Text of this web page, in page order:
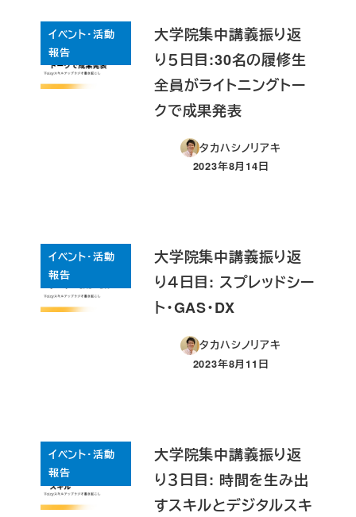
イベント・活動
報告
大学院集中講義振り返
り５日目:30名の履修生
全員がライトニングトー
クで成果発表
タカハシノリアキ
投稿日
2023年8月14日
イベント・活動
報告
大学院集中講義振り返
り４日目: スプレッドシー
ト・GAS・DX
タカハシノリアキ
投稿日
2023年8月11日
イベント・活動
報告
大学院集中講義振り返
り３日目: 時間を生み出
すスキルとデジタルスキ